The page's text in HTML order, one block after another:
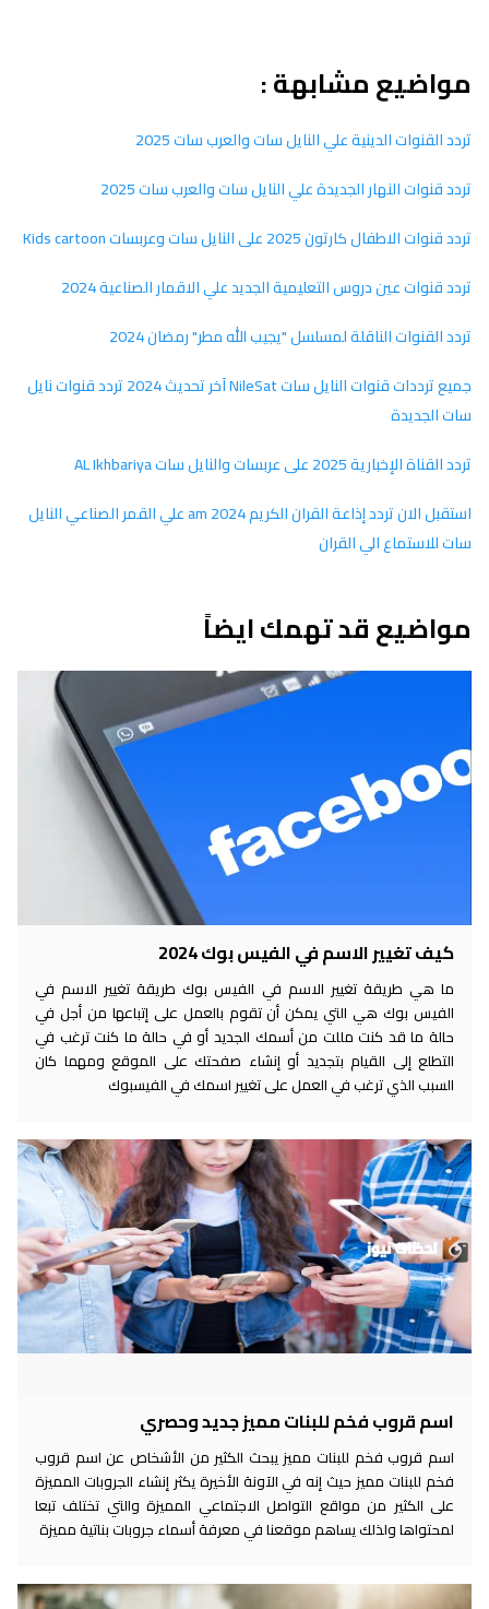
مواضيع مشابهة :
تردد القنوات الدينية علي النايل سات والعرب سات 2025
تردد قنوات النهار الجديدة علي النايل سات والعرب سات 2025
تردد قنوات الاطفال كارتون 2025 على النايل سات وعربسات Kids cartoon
تردد قنوات عين دروس التعليمية الجديد علي الاقمار الصناعية 2024
تردد القنوات الناقلة لمسلسل "يجيب الله مطر" رمضان 2024
جميع ترددات قنوات النايل سات NileSat آخر تحديث 2024 تردد قنوات نايل
سات الجديدة
تردد القناة الإخبارية 2025 على عربسات والنايل سات AL Ikhbariya
استقبل الان تردد إذاعة القران الكريم am 2024 علي القمر الصناعي النايل
سات للاستماع الي القران
مواضيع قد تهمك ايضاً
كيف تغيير الاسم في الفيس بوك 2024
ما هي طريقة تغيير الاسم في الفيس بوك طريقة تغيير الاسم في
الفيس بوك هي التي يمكن أن تقوم بالعمل على إتباعها من أجل في
حالة ما قد كنت مللت من أسمك الجديد أو في حالة ما كنت ترغب في
التطلع إلى القيام بتجديد أو إنشاء صفحتك على الموقع ومهما كان
السبب الذي ترغب في العمل على تغيير اسمك في الفيسبوك
اسم قروب فخم للبنات مميز جديد وحصري
اسم قروب فخم للبنات مميز يبحث الكثير من الأشخاص عن اسم قروب
فخم للبنات مميز حيث إنه في الآونة الأخيرة يكثر إنشاء الجروبات المميزة
على الكثير من مواقع التواصل الاجتماعي المميزة والتي تختلف تبعا
لمحتواها ولذلك يساهم موقعنا في معرفة أسماء جروبات بناتية مميزة